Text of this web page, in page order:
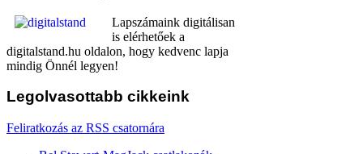
Lapszámaink digitálisan
is elérhetőek a
digitalstand.hu oldalon, hogy kedvenc lapja
mindig Önnél legyen!
Legolvasottabb cikkeink
Feliratkozás az RSS csatornára